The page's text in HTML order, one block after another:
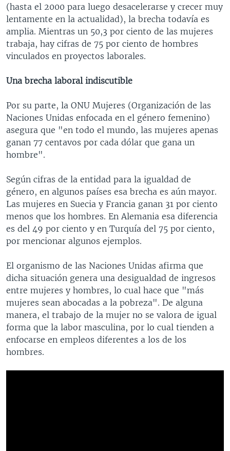
(hasta el 2000 para luego desacelerarse y crecer muy
lentamente en la actualidad), la brecha todavía es
amplia. Mientras un 50,3 por ciento de las mujeres
trabaja, hay cifras de 75 por ciento de hombres
vinculados en proyectos laborales.
Una brecha laboral indiscutible
Por su parte, la ONU Mujeres (Organización de las
Naciones Unidas enfocada en el género femenino)
asegura que "en todo el mundo, las mujeres apenas
ganan 77 centavos por cada dólar que gana un
hombre".
Según cifras de la entidad para la igualdad de
género, en algunos países esa brecha es aún mayor.
Las mujeres en Suecia y Francia ganan 31 por ciento
menos que los hombres. En Alemania esa diferencia
es del 49 por ciento y en Turquía del 75 por ciento,
por mencionar algunos ejemplos.
El organismo de las Naciones Unidas afirma que
dicha situación genera una desigualdad de ingresos
entre mujeres y hombres, lo cual hace que "más
mujeres sean abocadas a la pobreza". De alguna
manera, el trabajo de la mujer no se valora de igual
forma que la labor masculina, por lo cual tienden a
enfocarse en empleos diferentes a los de los
hombres.